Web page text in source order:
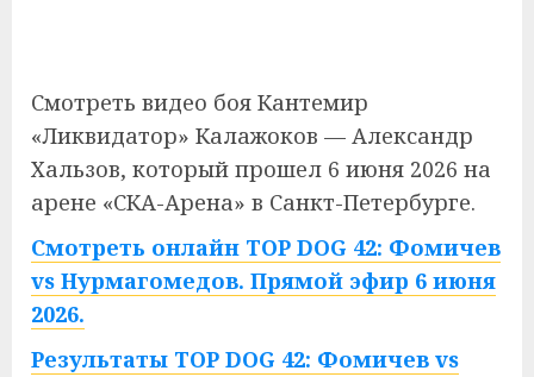
Смотреть видео боя Кантемир
«Ликвидатор» Калажоков — Александр
Хальзов, который прошел 6 июня 2026 на
арене «СКА-Арена» в Санкт-Петербурге.
Смотреть онлайн TOP DOG 42: Фомичев
vs Нурмагомедов. Прямой эфир 6 июня
2026.
Результаты TOP DOG 42: Фомичев vs